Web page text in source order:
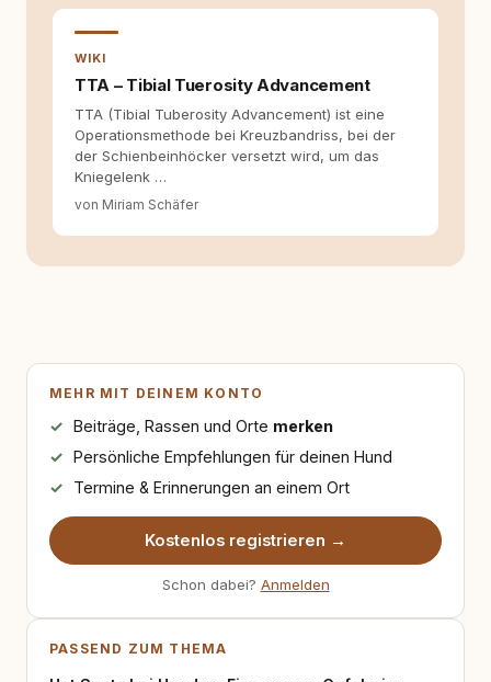
WIKI
TTA – Tibial Tuerosity Advancement
TTA (Tibial Tuberosity Advancement) ist eine
Operationsmethode bei Kreuzbandriss, bei der
der Schienbeinhöcker versetzt wird, um das
Kniegelenk …
von Miriam Schäfer
MEHR MIT DEINEM KONTO
Beiträge, Rassen und Orte merken
Persönliche Empfehlungen für deinen Hund
Termine & Erinnerungen an einem Ort
Kostenlos registrieren →
Schon dabei? Anmelden
PASSEND ZUM THEMA